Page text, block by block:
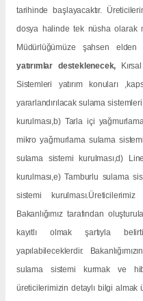
tarihinde başlayacaktır.
dosya halinde tek nüsha olarak
Müdürlüğümüze şahsen
yatırımlar desteklenecek,
Sistemleri yatırım konuları
yararlandırılacak sulama
kurulması,b) Tarla içi
mikro yağmurlama sulama
sulama sistemi kurulması,d)
kurulması,e) Tamburlu sulama
sistemi kurulması.
Bakanlığımız tarafından
kayıtlı olmak şartıyla
yapılabileceklerdir.
sulama sistemi kurmak ve
üreticilerimizin detaylı bilgi almak